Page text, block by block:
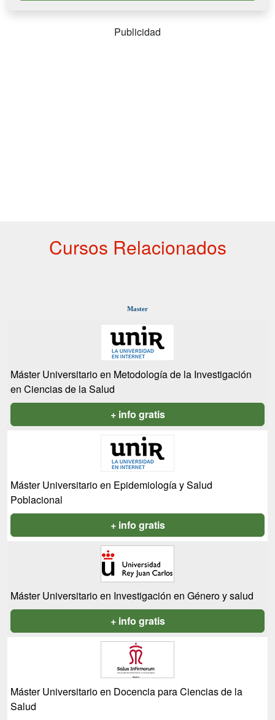
Publicidad
Cursos Relacionados
Master
Máster Universitario en Metodología de la Investigación
en Ciencias de la Salud
+ info gratis
Máster Universitario en Epidemiología y Salud
Poblacional
+ info gratis
Máster Universitario en Investigación en Género y salud
+ info gratis
Máster Universitario en Docencia para Ciencias de la
Salud